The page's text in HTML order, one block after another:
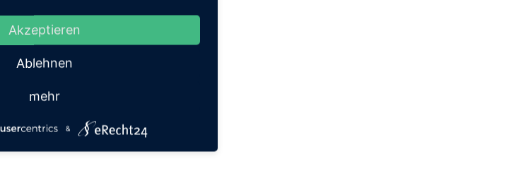
Akzeptieren
Ablehnen
mehr
&